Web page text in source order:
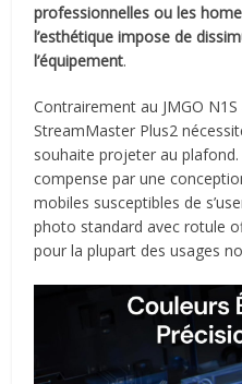
professionnelles ou les
l’esthétique impose de
l’équipement.
Contrairement au JMGO
StreamMaster Plus2
souhaite projeter au
compense par une
mobiles susceptibles de
photo standard avec rotule
pour la plupart des usages